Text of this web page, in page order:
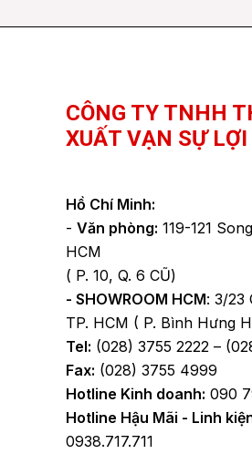
CÔNG TY TNHH
XUẤT VẠN SỰ LỢI
Hồ Chí Minh:
- Văn phòng: 119-121
HCM
( P. 10, Q. 6 CŨ)
- SHOWROOM HCM: 3/23
TP. HCM ( P. Bình Hưng
Tel: (028) 3755 2222 –
Fax: (028) 3755 4999
Hotline Kinh doanh: 090
Hotline Hậu Mãi - Linh
0938.717.711